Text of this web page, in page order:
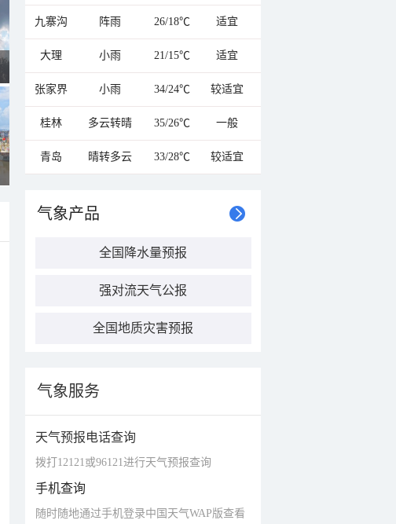
九寨沟 阵雨 26/18℃ 适宜
大理 小雨 21/15℃ 适宜
张家界 小雨 34/24℃ 较适宜
桂林 多云转晴 35/26℃ 一般
青岛 晴转多云 33/28℃ 较适宜
气象产品
全国降水量预报
强对流天气公报
全国地质灾害预报
气象服务
天气预报电话查询
拨打12121或96121进行天气预报查询
手机查询
随时随地通过手机登录中国天气WAP版查看